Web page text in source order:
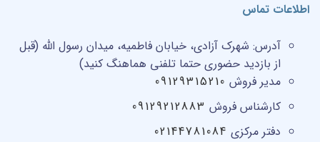
اطلاعات تماس
آدرس: شهرک آزادی، خیابان فاطمیه، میدان رسول الله (قبل
از بازدید حضوری حتما تلفنی هماهنگ کنید)
مدیر فروش 09129315210
کارشناس فروش 09129212883
دفتر مرکزی 02144781084